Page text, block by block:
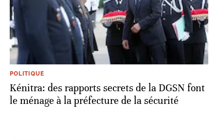
POLITIQUE
Kénitra: des rapports secrets de la DGSN font
le ménage à la préfecture de la sécurité